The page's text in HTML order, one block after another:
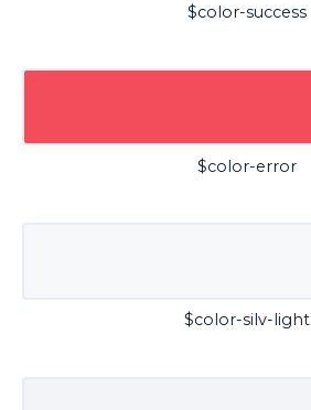
$color-success
$color-error
$color-silv-light